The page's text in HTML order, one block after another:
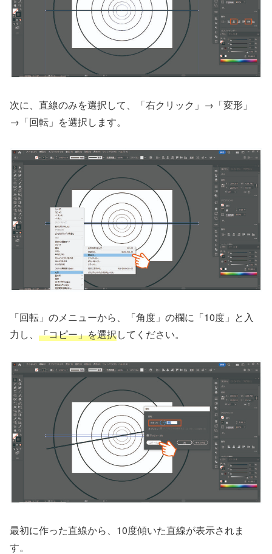
次に、直線のみを選択して、「右クリック」→「変形」
→「回転」を選択します。
「回転」のメニューから、「角度」の欄に「10度」と入
力し、 「コピー」を選択してください。
最初に作った直線から、10度傾いた直線が表示されま
す。